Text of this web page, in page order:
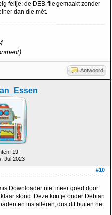
feitje: de DEB-file gemaakt zonder
dan die mèt.
Antwoord
19
Jul 2023
#10
niet meer goed door
stond. Deze kun je onder Debian
en installeren, dus dit buiten het